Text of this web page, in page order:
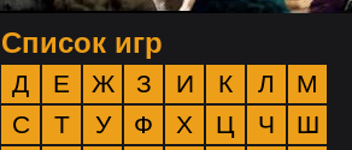
Список игр
Д Е Ж З И К Л
М
С Т У Ф Х Ц Ч
Ш